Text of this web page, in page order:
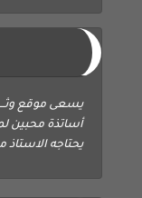
يسعى موقع
أساتذة محبين
يحتاجه